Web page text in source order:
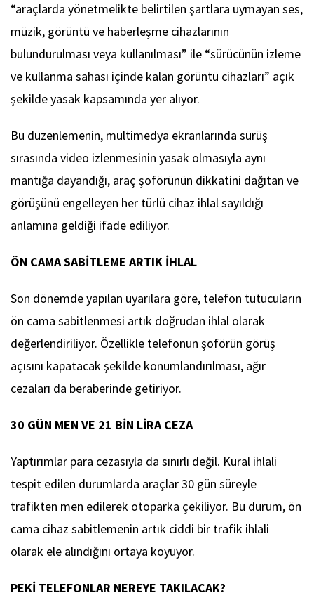
“araçlarda yönetmelikte belirtilen şartlara uymayan ses,
müzik, görüntü ve haberleşme cihazlarının
bulundurulması veya kullanılması” ile “sürücünün izleme
ve kullanma sahası içinde kalan görüntü cihazları” açık
şekilde yasak kapsamında yer alıyor.
Bu düzenlemenin, multimedya ekranlarında sürüş
sırasında video izlenmesinin yasak olmasıyla aynı
mantığa dayandığı, araç şoförünün dikkatini dağıtan ve
görüşünü engelleyen her türlü cihaz ihlal sayıldığı
anlamına geldiği ifade ediliyor.
ÖN CAMA SABİTLEME ARTIK İHLAL
Son dönemde yapılan uyarılara göre, telefon tutucuların
ön cama sabitlenmesi artık doğrudan ihlal olarak
değerlendiriliyor. Özellikle telefonun şoförün görüş
açısını kapatacak şekilde konumlandırılması, ağır
cezaları da beraberinde getiriyor.
30 GÜN MEN VE 21 BİN LİRA CEZA
Yaptırımlar para cezasıyla da sınırlı değil. Kural ihlali
tespit edilen durumlarda araçlar 30 gün süreyle
trafikten men edilerek otoparka çekiliyor. Bu durum, ön
cama cihaz sabitlemenin artık ciddi bir trafik ihlali
olarak ele alındığını ortaya koyuyor.
PEKİ TELEFONLAR NEREYE TAKILACAK?